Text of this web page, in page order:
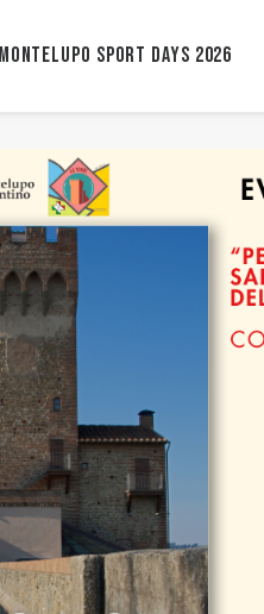
Montelupo Sport Days 2026